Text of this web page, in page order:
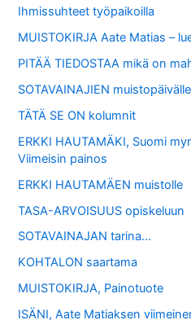
Ihmissuhteet työpaikoilla
MUISTOKIRJA Aate Matias –
PITÄÄ TIEDOSTAA mikä on
SOTAVAINAJIEN
TÄTÄ SE ON kolumnit
ERKKI HAUTAMÄKI, Suomi
Viimeisin painos
ERKKI HAUTAMÄEN muistolle
TASA-ARVOISUUS opiskeluun
SOTAVAINAJAN tarina…
KOHTALON saartama
MUISTOKIRJA, Painotuote
ISÄNI, Aate Matiaksen